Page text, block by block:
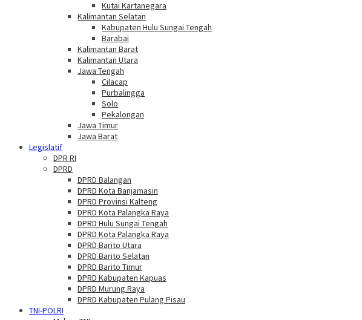
Kutai Kartanegara
Kalimantan Selatan
Kabupaten Hulu Sungai Tengah
Barabai
Kalimantan Barat
Kalimantan Utara
Jawa Tengah
Cilacap
Purbalingga
Solo
Pekalongan
Jawa Timur
Jawa Barat
Legislatif
DPR RI
DPRD
DPRD Balangan
DPRD Kota Banjamasin
DPRD Provinsi Kalteng
DPRD Kota Palangka Raya
DPRD Hulu Sungai Tengah
DPRD Kota Palangka Raya
DPRD Barito Utara
DPRD Barito Selatan
DPRD Barito Timur
DPRD Kabupaten Kapuas
DPRD Murung Raya
DPRD Kabupaten Pulang Pisau
TNI-POLRI